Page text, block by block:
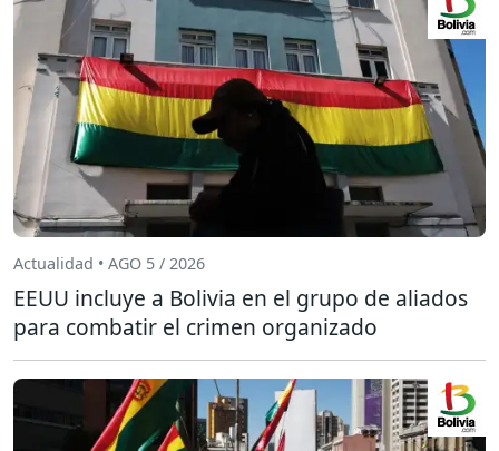
Actualidad • AGO 5 / 2026
EEUU incluye a Bolivia en el grupo de aliados
para combatir el crimen organizado